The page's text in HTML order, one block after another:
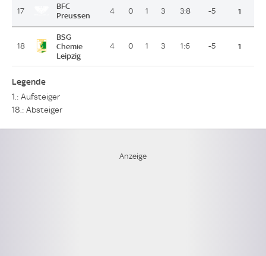
17
BFC
Preussen
4 0 1 3 3:8 -5 1
18
BSG
Chemie
Leipzig
4 0 1 3 1:6 -5 1
Legende
1.: Aufsteiger
18.: Absteiger